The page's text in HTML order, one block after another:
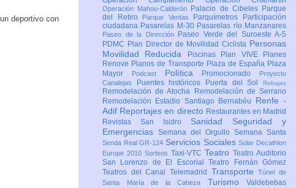
Operación Mahou-Calderón Palacio de Cibeles Parque
del Retiro
Parque Ventas Parquímetros
Participación
ciudadana Pasarelas M-30 Pasarelas río Manzanares
Paseo de la Dirección
Paseo Verde del Suroeste A-5
PDMC Plan Director de Movilidad Ciclista Personas
Movilidad Reducida
Piscinas Plan VIVE
Planes
Renove Planos de Transporte Plaza de España Plaza
Mayor
Podcast Política Promocionado
Proyecto
Canalejas
Puentes históricos Puerta del Sol Rebajas
Remodelación de Atocha
Remodelación de Serrano
Remodelación Estadio Santiago Bernabéu Renfe -
Adif Reportajes en directo Restaurantes en Madrid
Revistas San Isidro Sanidad Seguridad y
Emergencias Semana del Orgullo Semana Santa
Senda Real GR-124 Servicios SocialesSolar Decathlon
Europe 2010 Sorteos Taxi-VTC Teatro Teatro Auditorio
San Lorenzo de El EscorialTeatro Fernán Gómez
Teatros del Canal Telemadrid TransporteTúnel de
Santa María de la Cabeza Turismo Valdebebas